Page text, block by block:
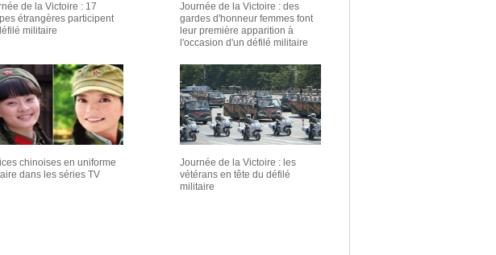
de la Victoire : 17
étrangères participent
militaire
Journée de la Victoire : des
gardes d'honneur femmes font
leur première apparition à
l'occasion d'un défilé militaire
chinoises en uniforme
dans les séries TV
Journée de la Victoire : les
vétérans en tête du défilé
militaire